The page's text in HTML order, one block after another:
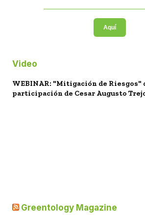
Aquí
Video
WEBINAR: "Mitigación de Riesgos"
participación de Cesar Augusto
Greentology Magazine